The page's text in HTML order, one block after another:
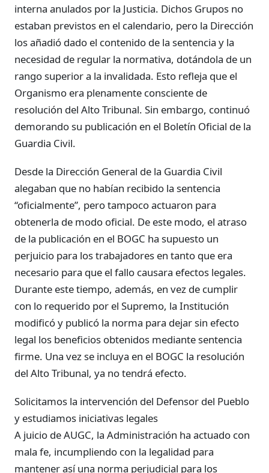
interna anulados por la Justicia. Dichos Grupos no
estaban previstos en el calendario, pero la Dirección
los añadió dado el contenido de la sentencia y la
necesidad de regular la normativa, dotándola de un
rango superior a la invalidada. Esto refleja que el
Organismo era plenamente consciente de
resolución del Alto Tribunal. Sin embargo, continuó
demorando su publicación en el Boletín Oficial de la
Guardia Civil.
Desde la Dirección General de la Guardia Civil
alegaban que no habían recibido la sentencia
“oficialmente”, pero tampoco actuaron para
obtenerla de modo oficial. De este modo, el atraso
de la publicación en el BOGC ha supuesto un
perjuicio para los trabajadores en tanto que era
necesario para que el fallo causara efectos legales.
Durante este tiempo, además, en vez de cumplir
con lo requerido por el Supremo, la Institución
modificó y publicó la norma para dejar sin efecto
legal los beneficios obtenidos mediante sentencia
firme. Una vez se incluya en el BOGC la resolución
del Alto Tribunal, ya no tendrá efecto.
Solicitamos la intervención del Defensor del Pueblo
y estudiamos iniciativas legales
A juicio de AUGC, la Administración ha actuado con
mala fe, incumpliendo con la legalidad para
mantener así una norma perjudicial para los